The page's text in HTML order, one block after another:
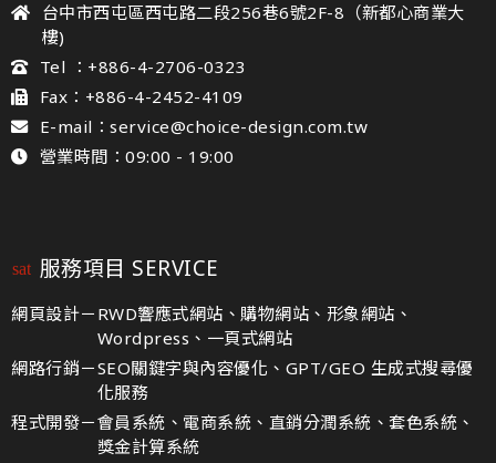
台中市西屯區西屯路二段256巷6號2F-8（新都心商業大
樓)
Tel ：+886-4-2706-0323
Fax：+886-4-2452-4109
E-mail：service@choice-design.com.tw
營業時間：09:00 - 19:00
服務項目 SERVICE
網頁設計－ RWD響應式網站、購物網站、形象網站、
Wordpress、一頁式網站
網路行銷－SEO關鍵字與內容優化、GPT/GEO 生成式搜尋優
化服務
程式開發－會員系統、電商系統、直銷分潤系統、套色系統、
獎金計算系統